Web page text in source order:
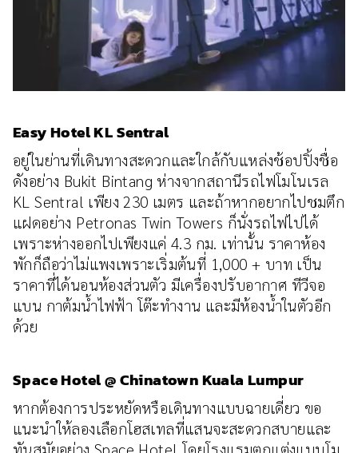
Easy Hotel KL Sentral
อยู่ในย่านที่เดินทางสะดวกและใกล้กับแหล่งช้อปปิ้งชื่อ
ดังอย่าง Bukit Bintang ห่างจากสถานีรถไฟโมโนเรล
KL Sentral เพียง 230 เมตร และถ้าหากอยากไปชมตึก
แฝดอย่าง Petronas Twin Towers ก็นั่งรถไฟไปได้
เพราะห่างออกไปเพียงแค่ 4.3 กม. เท่านั้น ราคาห้อง
พักก็ถือว่าไม่แพงเพราะเริ่มต้นที่ 1,000 + บาท เป็น
ราคาที่ได้นอนห้องส่วนตัว มีเครื่องปรับอากาศ ทีวีจอ
แบน กาต้มน้ำไฟฟ้า โต๊ะทำงาน และมีห้องน้ำในตัวอีก
ด้วย
Space Hotel @ Chinatown Kuala Lumpur
หากต้องการประหยัดหรือเดินทางแบบฉายเดี่ยว ขอ
แนะนำให้ลองเลือกโฮสเทลที่แสนจะสะดวกสบายและ
ทันสมัยอย่าง Space Hotel โดยโรงแรมตกแต่งแบบโม